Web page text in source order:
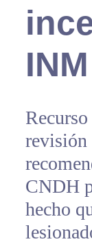
INM
revisión
CNDH
hecho